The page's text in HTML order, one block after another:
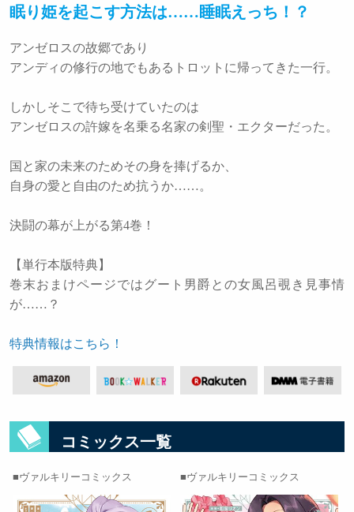
眠り姫を起こす方法は……睡眠えっち！？
アンゼロスの故郷であり
アンディの修行の地でもあるトロットに帰ってきた一行。
しかしそこで待ち受けていたのは
アンゼロスの許嫁を名乗る名家の剣聖・エクターだった。
国と家の未来のためその身を捧げるか、
自身の愛と自由のため抗うか……。
決闘の幕が上がる第4巻！
【単行本版特典】
巻末おまけページではグート男爵との女風呂覗き見事情
が……？
特典情報はこちら！
コミックス一覧
ヴァルキリーコミックス ヴァルキリーコミックス